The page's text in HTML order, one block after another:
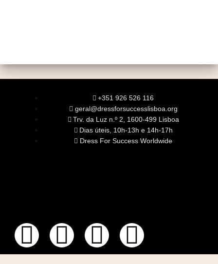
+351 926 526 116
geral@dressforsuccesslisboa.org
Trv. da Luz n.º 2, 1600-499 Lisboa
Dias úteis, 10h-13h e 14h-17h
Dress For Success Worldwide